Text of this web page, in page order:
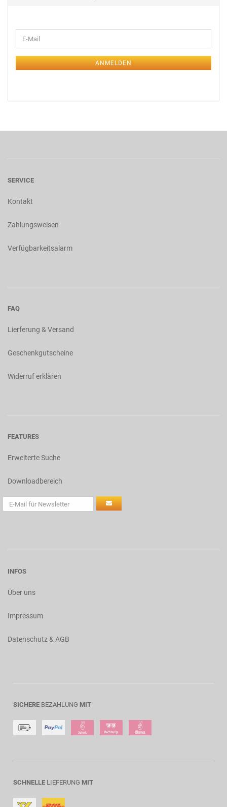
ANMELDEN
SERVICE
Kontakt
Zahlungsweisen
Verfügbarkeitsalarm
FAQ
Lierferung & Versand
Geschenkgutscheine
Widerruf erklären
FEATURES
Erweiterte Suche
Downloadbereich
INFOS
Über uns
Impressum
Datenschutz & AGB
SICHERE BEZAHLUNG MIT
SCHNELLE LIEFERUNG MIT